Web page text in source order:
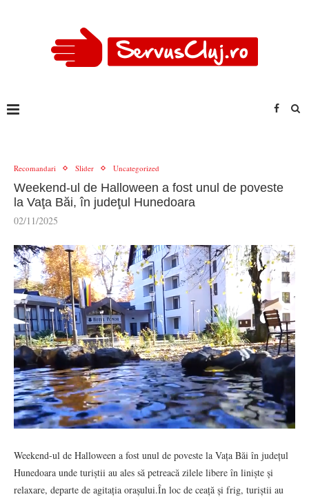
Recomandari Slider Uncategorized
Weekend-ul de Halloween a fost unul de poveste
la Vaţa Băi, în judeţul Hunedoara
02/11/2025
Weekend-ul de Halloween a fost unul de poveste la Vața Băi în județul
Hunedoara unde turiștii au ales să petreacă zilele libere în liniște și
relaxare, departe de agitația orașului.În loc de ceață și frig, turiștii au